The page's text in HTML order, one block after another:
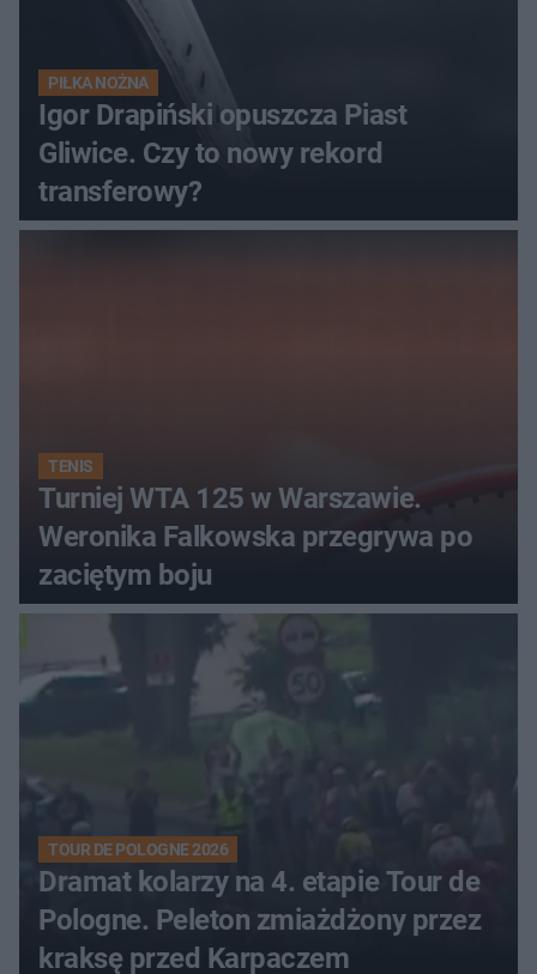
PIŁKA NOŻNA
Igor Drapiński opuszcza Piast
Gliwice. Czy to nowy rekord
transferowy?
TENIS
Turniej WTA 125 w Warszawie.
Weronika Falkowska przegrywa po
zaciętym boju
TOUR DE POLOGNE 2026
Dramat kolarzy na 4. etapie Tour de
Pologne. Peleton zmiażdżony przez
kraksę przed Karpaczem